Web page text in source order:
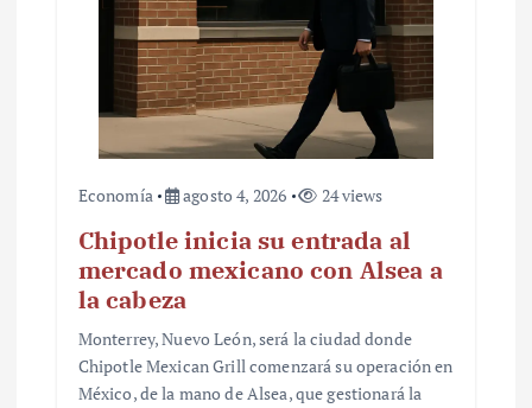
Economía agosto 4, 2026 24 views
Chipotle inicia su entrada al
mercado mexicano con Alsea a
la cabeza
Monterrey, Nuevo León, será la ciudad donde
Chipotle Mexican Grill comenzará su operación en
México, de la mano de Alsea, que gestionará la